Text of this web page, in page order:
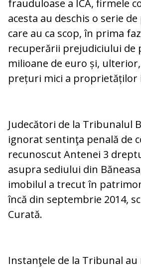
frauduloase a ICA, firmele
acesta au deschis o serie
care au ca scop, în prima
recuperării prejudiciului de
milioane de euro și,
prețuri mici a proprietăților
Judecători de la Tribunalul
ignorat sentinţa penală de
recunoscut Antenei 3
asupra sediului din
imobilul a trecut în
încă din septembrie 2014,
Curată.
Instanţele de la Tribunal